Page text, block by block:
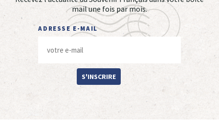
mail une fois par mois.
ADRESSE E-MAIL
S'INSCRIRE